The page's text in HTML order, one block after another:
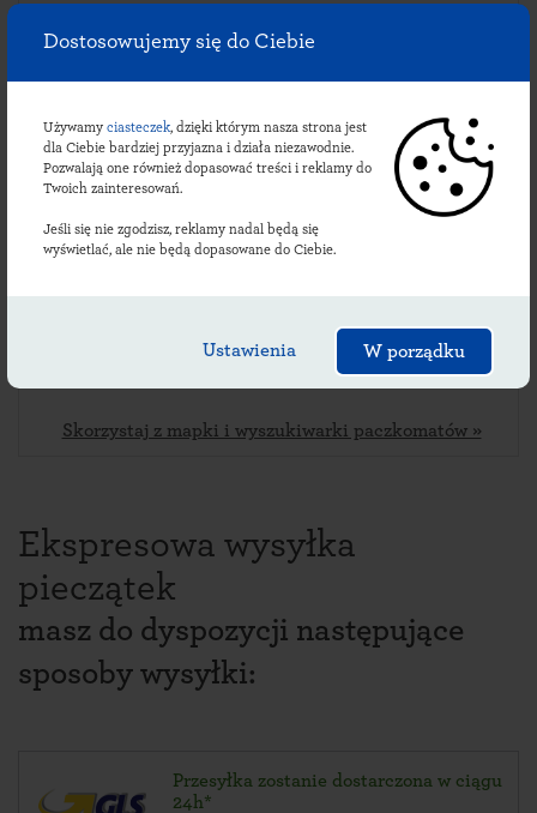
Dostosowujemy się do Ciebie
Używamy ciasteczek, dzięki którym nasza strona jest
dla Ciebie bardziej przyjazna i działa niezawodnie.
Pozwalają one również dopasować treści i reklamy do
Twoich zainteresowań.
Jeśli się nie zgodzisz, reklamy nadal będą się
wyświetlać, ale nie będą dopasowane do Ciebie.
Ustawienia W porządku
paczkomatów:
BYDL01M
76-200 Bydlino,
Płatność apką InPost oraz
Skorzystaj z mapki i wyszukiwarki paczkomatów »
Ekspresowa wysyłka
pieczątek
masz do dyspozycji następujące
sposoby wysyłki:
Przesyłka zostanie dostarczona w ciągu
24h*